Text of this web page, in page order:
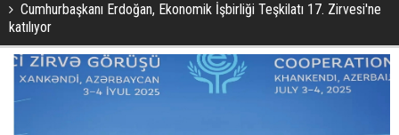
Cumhurbaşkanı Erdoğan, Ekonomik İşbirliği Teşkilatı 17. Zirvesi'ne
katılıyor